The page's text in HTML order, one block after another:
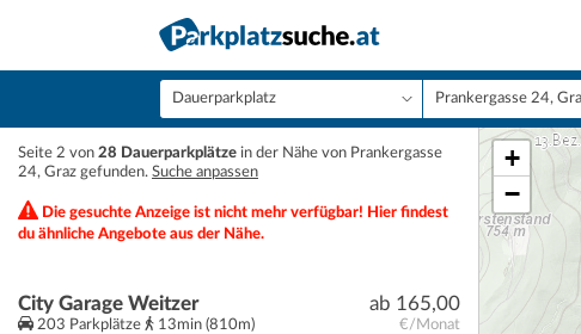
Seite 2 von 28 Dauerparkplätze in der Nähe von Prankergasse
24, Graz gefunden. Suche anpassen
Die gesuchte Anzeige ist nicht mehr verfügbar! Hier findest
du ähnliche Angebote aus der Nähe.
ab 165,00
€/Monat
City Garage Weitzer
203 Parkplätze
13min (810m)
+
−